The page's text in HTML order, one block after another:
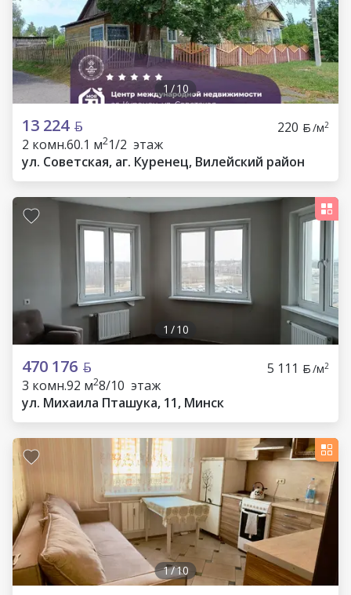
1 /10
13 224 220 /м2
2 комн.60.1 м21/2 этаж
ул. Советская, аг. Куренец, Вилейский район
1 /10
470 176 5 111 /м2
3 комн.92 м28/10 этаж
ул. Михаила Пташука, 11, Минск
1/10